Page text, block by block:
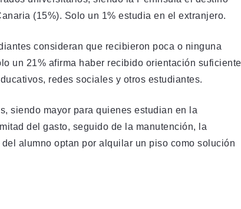
(15%). Solo un 1% estudia en el extranjero.
consideran que recibieron poca o ninguna
un 21% afirma haber recibido orientación
redes sociales y otros estudiantes.
siendo mayor para quienes estudian en la
del gasto, seguido de la manutención, la
alumno optan por alquilar un piso como solución